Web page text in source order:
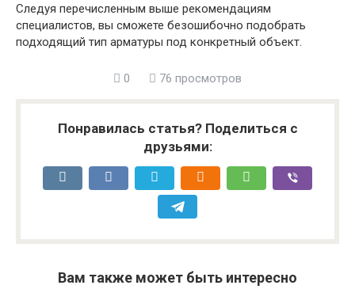
Следуя перечисленным выше рекомендациям
специалистов, вы сможете безошибочно подобрать
подходящий тип арматуры под конкретный объект.
0 76 просмотров
Понравилась статья? Поделиться с
друзьями:
Вам также может быть интересно